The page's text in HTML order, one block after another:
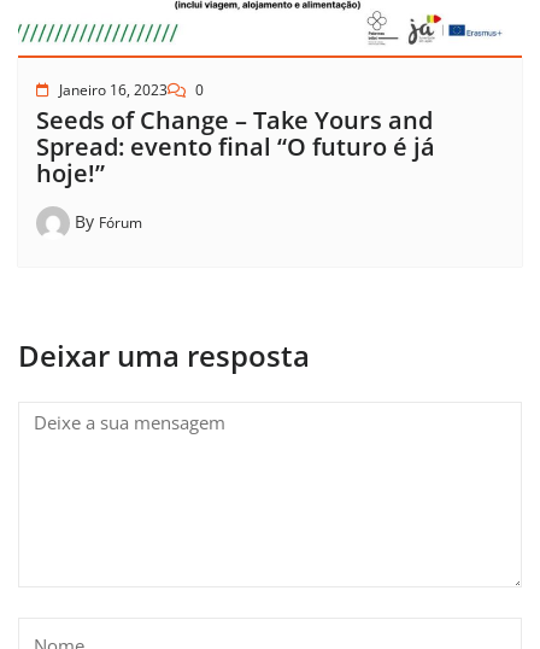
Janeiro 16, 2023 0
Seeds of Change – Take Yours and
Spread: evento final “O futuro é já
hoje!”
By Fórum
Deixar uma resposta